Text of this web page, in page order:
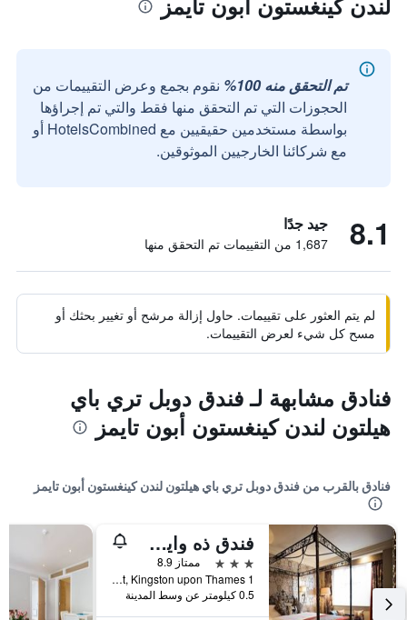
تم التحقق منه 100%
نقوم بجمع وعرض التقييمات من
الحجوزات التي تم التحقق منها فقط والتي تم إجراؤها
بواسطة مستخدمين حقيقيين مع HotelsCombined أو
مع شركائنا الخارجيين الموثوقين.
8.1 جيد جدًا
1,687 من التقييمات تم التحقق منها
لم يتم العثور على تقييمات. حاول إزالة مرشح أو تغيير بحثك أو
مسح كل شيء لعرض التقييمات.
فنادق مشابهة لـ فندق دوبل تري باي
هيلتون لندن كينغستون أبون تايمز
فنادق بالقرب من فندق دوبل تري باي هيلتون لندن كينغستون أبون تايمز
فندق ذه وايت هارت
3 نجوم
ممتاز 8.9
1 High Street, Kingston upon Thames, المملكة المتحدة
0.5 كيلومتر عن وسط المدينة